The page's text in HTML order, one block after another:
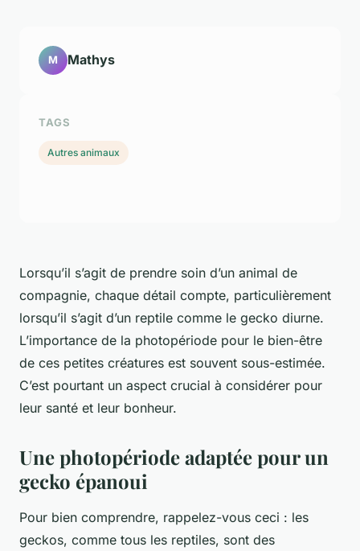
Lorsqu’il s’agit de prendre soin d’un animal de
compagnie, chaque détail compte, particulièrement
lorsqu’il s’agit d’un reptile comme le gecko diurne.
L’importance de la photopériode pour le bien-être
de ces petites créatures est souvent sous-estimée.
C’est pourtant un aspect crucial à considérer pour
leur santé et leur bonheur.
Une photopériode adaptée pour un
gecko épanoui
Pour bien comprendre, rappelez-vous ceci : les
geckos, comme tous les reptiles, sont des
M Mathys
TAGS
Autres animaux